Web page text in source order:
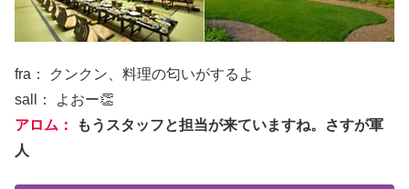
fra： クンクン、料理の匂いがするよ
sall： よおー👏
アロム：
もうスタッフと担当が来ていますね。さすが軍
人